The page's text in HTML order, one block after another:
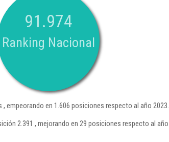
91.974
Ranking Nacional
, empeorando en 1.606 posiciones respecto al año 2023.
2.391 , mejorando en 29 posiciones respecto al año